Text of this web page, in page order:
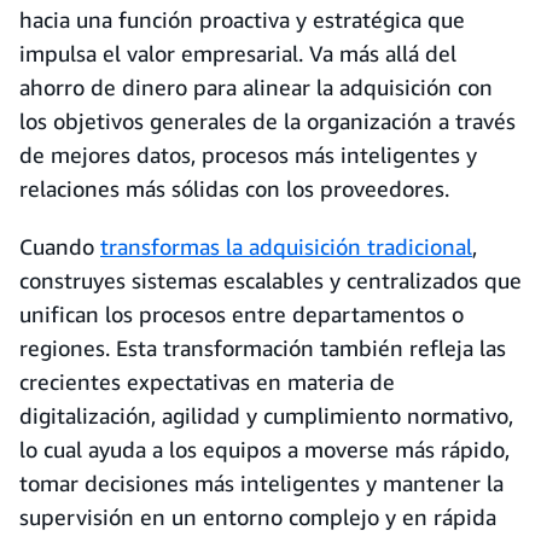
hacia una función proactiva y estratégica que
impulsa el valor empresarial. Va más allá del
ahorro de dinero para alinear la adquisición con
los objetivos generales de la organización a través
de mejores datos, procesos más inteligentes y
relaciones más sólidas con los proveedores.
Cuando transformas la adquisición tradicional,
construyes sistemas escalables y centralizados que
unifican los procesos entre departamentos o
regiones. Esta transformación también refleja las
crecientes expectativas en materia de
digitalización, agilidad y cumplimiento normativo,
lo cual ayuda a los equipos a moverse más rápido,
tomar decisiones más inteligentes y mantener la
supervisión en un entorno complejo y en rápida